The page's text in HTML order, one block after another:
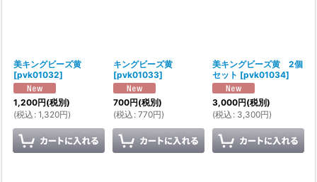
美キングビーズ黄
[pvk01032]
1,200円(税別)
(税込 : 1,320円)
キングビーズ黄
[pvk01033]
700円(税別)
(税込 : 770円)
美キングビーズ黄 2個
セット [pvk01034]
3,000円(税別)
(税込 : 3,300円)